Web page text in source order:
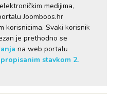
medijima,
Joomboos.hr
korisnicima. Svaki korisnik
je prethodno se
na web portalu
stavkom 2.